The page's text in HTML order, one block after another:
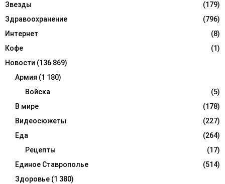
Звезды
(179)
Здравоохранение
(796)
Интернет
(8)
Кофе
(1)
Новости (136 869)
Армия (1 180)
Войска
(5)
В мире
(178)
Видеосюжеты
(227)
Еда
(264)
Рецепты
(17)
Единое Ставрополье
(514)
Здоровье (1 380)